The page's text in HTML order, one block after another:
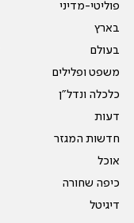
פוליטי-מדיני
בארץ
בעולם
משפט ופלילים
כלכלה ונדל"ן
דעות
חדשות המגזר
אוכל
כיפה שחורה
דיגיטל